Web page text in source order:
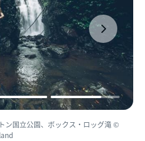
ン国立公園、ボックス・ロッグ滝 ©